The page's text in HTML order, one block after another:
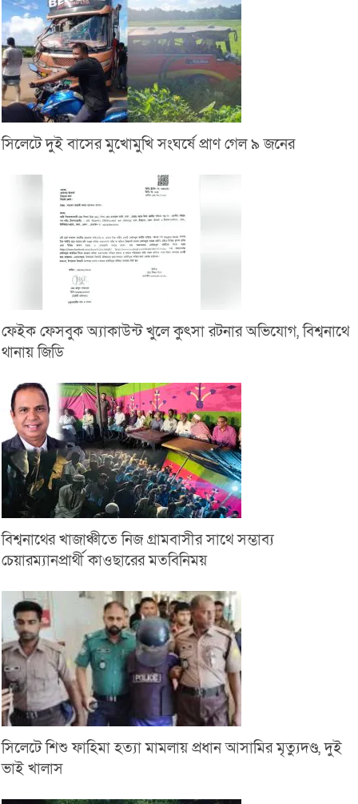
সিলেটে দুই বাসের মুখোমুখি সংঘর্ষে প্রাণ গেল ৯ জনের
ফেইক ফেসবুক অ্যাকাউন্ট খুলে কুৎসা রটনার অভিযোগ, বিশ্বনাথে
থানায় জিডি
বিশ্বনাথের খাজাঞ্চীতে নিজ গ্রামবাসীর সাথে সম্ভাব্য
চেয়ারম্যানপ্রার্থী কাওছারের মতবিনিময়
সিলেটে শিশু ফাহিমা হত্যা মামলায় প্রধান আসামির মৃত্যুদণ্ড, দুই
ভাই খালাস